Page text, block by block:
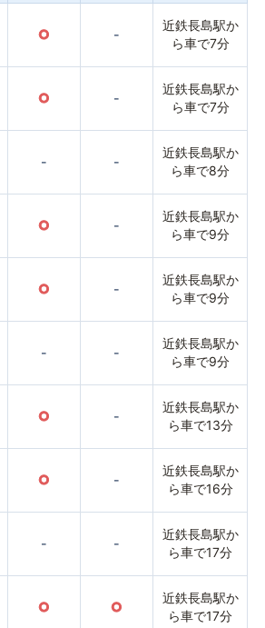
○ -
近鉄長島駅か
ら車で7分
○ -
近鉄長島駅か
ら車で7分
- -
近鉄長島駅か
ら車で8分
○ -
近鉄長島駅か
ら車で9分
○ -
近鉄長島駅か
ら車で9分
- -
近鉄長島駅か
ら車で9分
○ -
近鉄長島駅か
ら車で13分
○ -
近鉄長島駅か
ら車で16分
- -
近鉄長島駅か
ら車で17分
○ ○
近鉄長島駅か
ら車で17分